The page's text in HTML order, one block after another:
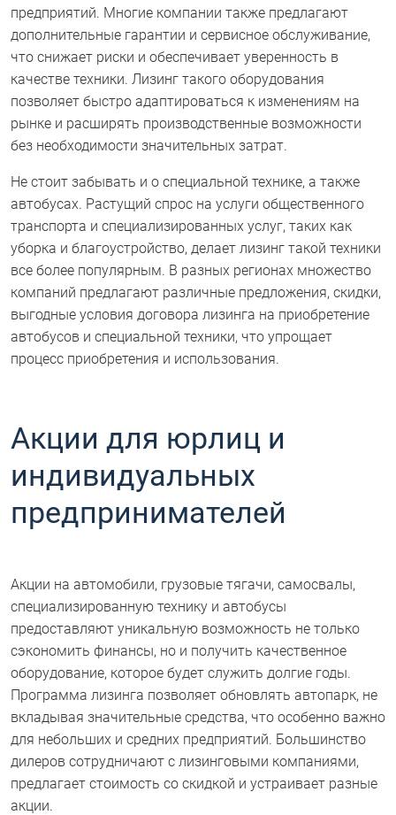
предприятий. Многие компании также предлагают
дополнительные гарантии и сервисное обслуживание,
что снижает риски и обеспечивает уверенность в
качестве техники. Лизинг такого оборудования
позволяет быстро адаптироваться к изменениям на
рынке и расширять производственные возможности
без необходимости значительных затрат.
Не стоит забывать и о специальной технике, а также
автобусах. Растущий спрос на услуги общественного
транспорта и специализированных услуг, таких как
уборка и благоустройство, делает лизинг такой техники
все более популярным. В разных регионах множество
компаний предлагают различные предложения, скидки,
выгодные условия договора лизинга на приобретение
автобусов и специальной техники, что упрощает
процесс приобретения и использования.
Акции для юрлиц и
индивидуальных
предпринимателей
Акции на автомобили, грузовые тягачи, самосвалы,
специализированную технику и автобусы
предоставляют уникальную возможность не только
сэкономить финансы, но и получить качественное
оборудование, которое будет служить долгие годы.
Программа лизинга позволяет обновлять автопарк, не
вкладывая значительные средства, что особенно важно
для небольших и средних предприятий. Большинство
дилеров сотрудничают с лизинговыми компаниями,
предлагает стоимость со скидкой и устраивает разные
акции.